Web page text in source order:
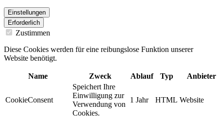
Einstellungen
Erforderlich
Zustimmen
Diese Cookies werden für eine reibungslose Funktion unserer
Website benötigt.
Name Zweck Ablauf Typ Anbieter
CookieConsent
Speichert Ihre
Einwilligung zur
Verwendung von
Cookies.
1 Jahr HTML Website